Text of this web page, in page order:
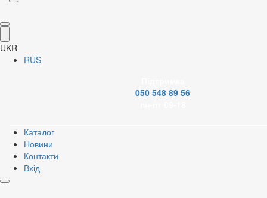
UKR
RUS
050 548 89 56
Каталог
Новини
Контакти
Вхід
VALOGIN